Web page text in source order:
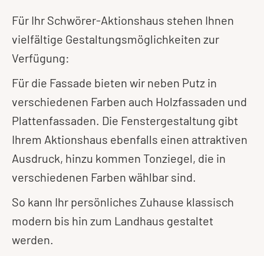
Für Ihr Schwörer-Aktionshaus stehen Ihnen
vielfältige Gestaltungsmöglichkeiten zur
Verfügung:
Für die Fassade bieten wir neben Putz in
verschiedenen Farben auch Holzfassaden und
Plattenfassaden. Die Fenstergestaltung gibt
Ihrem Aktionshaus ebenfalls einen attraktiven
Ausdruck, hinzu kommen Tonziegel, die in
verschiedenen Farben wählbar sind.
So kann Ihr persönliches Zuhause klassisch
modern bis hin zum Landhaus gestaltet
werden.